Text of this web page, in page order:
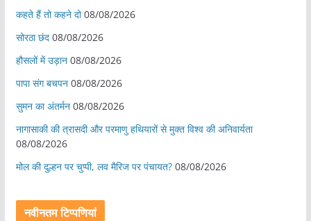
कहते हैं तो कहने दो 08/08/2026
सोरठा छंद 08/08/2026
हौसलों में उड़ान 08/08/2026
पापा संग बचपन 08/08/2026
सुमन का अंतर्मन 08/08/2026
नागासाकी की त्रासदी और परमाणु हथियारों से मुक्त विश्व की अनिवार्यता
08/08/2026
मोल की दुल्हन पर चुप्पी, लव मैरिज पर पंचायत? 08/08/2026
नवीनतम टिप्पणियां